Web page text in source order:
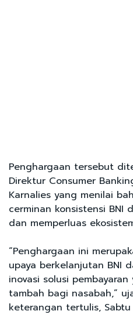
Penghargaan tersebut
Direktur Consumer
Karnalies yang menilai
cerminan konsistensi BNI
dan memperluas
“Penghargaan ini
upaya berkelanjutan BNI
inovasi solusi
tambah bagi nasabah,”
keterangan tertulis,